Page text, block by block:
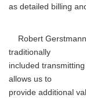
as detailed billing
Robert Gerstmann
traditionally
included
allows us to
provide additional